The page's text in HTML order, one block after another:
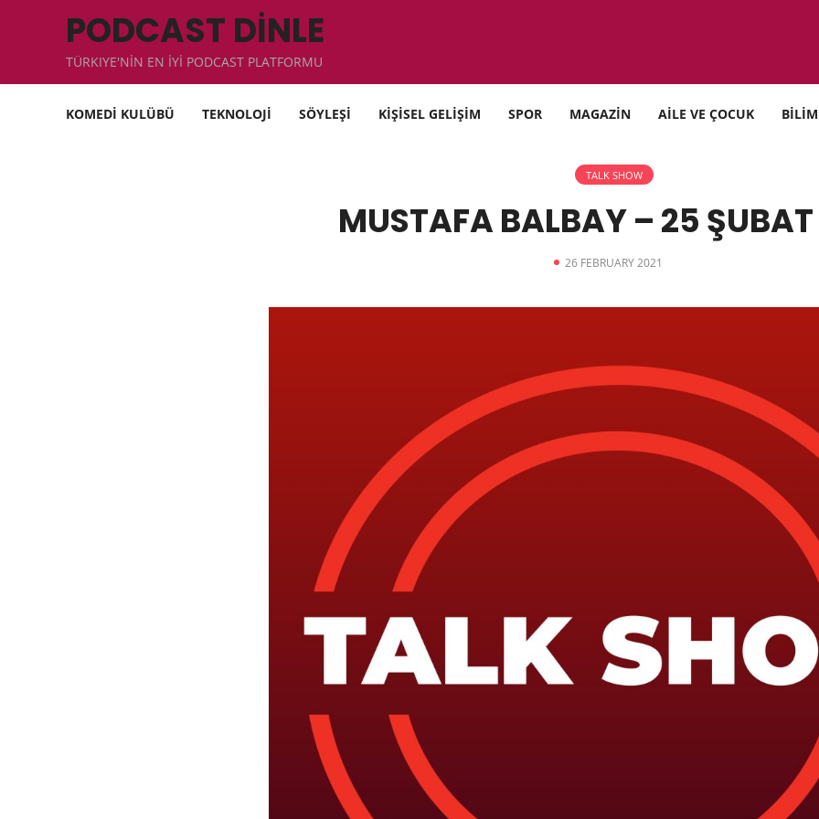
PODCAST DİNLE
TÜRKIYE'NİN EN İYİ PODCAST PLATFORMU
KOMEDİ KULÜBÜ TEKNOLOJİ SÖYLEŞİ KİŞİSEL GELİŞİM SPOR MAGAZİN AİLE VE ÇOCUK BİLİM
TALK SHOW
MUSTAFA BALBAY – 25
26 FEBRUARY 2021